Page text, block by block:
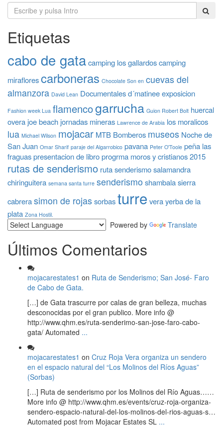
Etiquetas
cabo de gatacamping los gallardoscamping
miraflorescarboneras Chocolate Son en cuevas del
almanzora David Lean Documentalesd´matineeexposicion
Fashion week Lua flamencogarrucha Guion Robert Bolt huercal
overa joe beach jornadas mineras Lawrence de Arabia los moralicos
lua Michael Wilson mojacar MTB Bomberos museos Noche de
San Juan Omar Sharif paraje del Algarrobico pavana Peter O'Toole peña las
fraguaspresentacion de libroprogrma moros y cristianos 2015
rutas de senderismo ruta senderismosalamandra
chiringuitera semana santa turre senderismo shambalasierra
cabrerasimon de rojas sorbasturre verayerba de la
plata Zona Hostil.
Powered by Translate
Últimos Comentarios
mojacarestates1 on Ruta de Senderismo; San José- Faro
de Cabo de Gata.
[…] de Gata trascurre por calas de gran belleza, muchas
desconocidas por el gran publico. More info @
http://www.qhm.es/ruta-senderimo-san-jose-faro-cabo-
gata/ Automated ...
mojacarestates1 on Cruz Roja Vera organiza un sendero
en el espacio natural del “Los Molinos del Ríos Aguas”
(Sorbas)
[…] Ruta de senderismo por los Molinos del Río Aguas……
More info @ http://www.qhm.es/events/cruz-roja-organiza-
sendero-espacio-natural-del-los-molinos-del-rios-aguas-s…
Automated post from Mojacar Estates SL ...